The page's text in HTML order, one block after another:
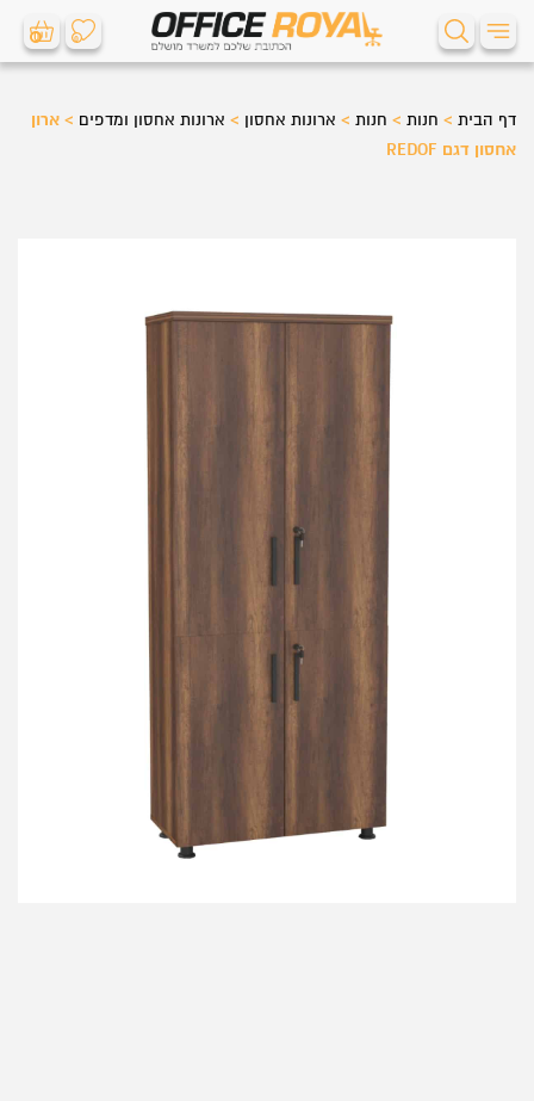
0 0
דף הבית > חנות > חנות > ארונות אחסון > ארונות אחסון ומדפים > ארון
אחסון דגם REDOF